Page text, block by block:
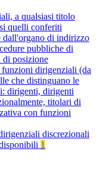
a qualsiasi titolo
quelli conferiti
dall'organo di indirizzo
pubbliche di
di posizione
dirigenziali (da
che distinguano le
dirigenti, dirigenti
titolari di
con funzioni
discrezionali
1